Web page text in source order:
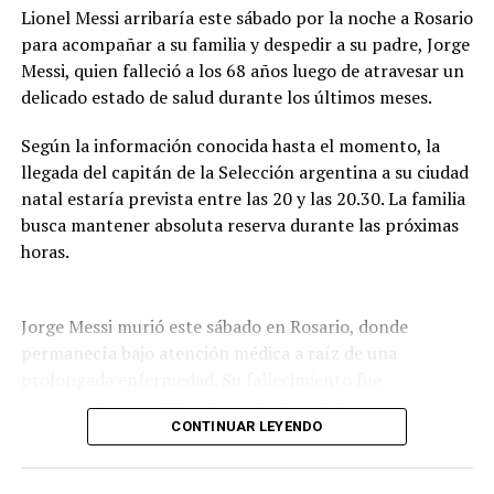
La IA podrá intervenir en la edición, mezcla o
masterización del audio, en tareas técnicas de
producción y en la generación de acompañamientos
instrumentales utilizados como maquetación. En todos
la estructura de la canción deberán ser de creación
íntegramente humana.
No estará permitido utilizar inteligencia artificial para
generar total o sustancialmente la letra o la
originalidad o que reproduzcan obras existentes.
clonación de la voz principal o de los coros. La
interpretación vocal deberá estar a cargo de intérpretes
Lionel Messi arribaría este sábado por la noche a Rosario
para acompañar a su familia y despedir a su padre, Jorge
Messi, quien falleció a los 68 años luego de atravesar un
delicado estado de salud durante los últimos meses.
Según la información conocida hasta el momento, la
llegada del capitán de la Selección argentina a su ciudad
natal estaría prevista entre las 20 y las 20.30. La familia
busca mantener absoluta reserva durante las próximas
horas.
Jorge Messi murió este sábado en Rosario, donde
permanecía bajo atención médica a raíz de una
confirmado por el Sanatorio Centro de Rosario, donde
se encontraba internado.CONTINUAR LEYENDO